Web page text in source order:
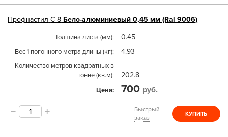
Профнастил С-8 Бело-алюминиевый 0,45 мм (Ral 9006)
Толщина листа (мм) 0.45
Вес 1 погонного метра длины (кг) 4.93
Количество метров квадратных в
тонне (кв.м)
202.8
Цена 700 руб.
Быстрый
заказ
КУПИТЬ